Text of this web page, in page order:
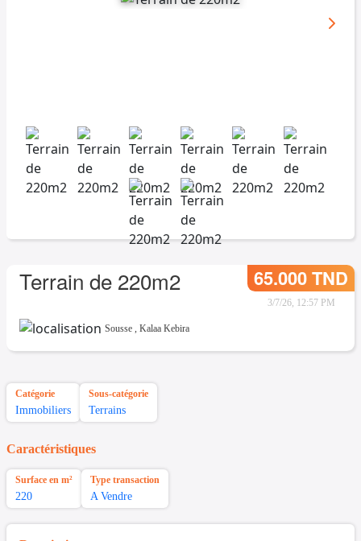
Terrain de 220m2 65.000 TND
3/7/26, 12:57 PM
Sousse , Kalaa Kebira
Catégorie
Immobiliers
Sous-catégorie
Terrains
Caractéristiques
Surface en m²
220
Type transaction
A Vendre